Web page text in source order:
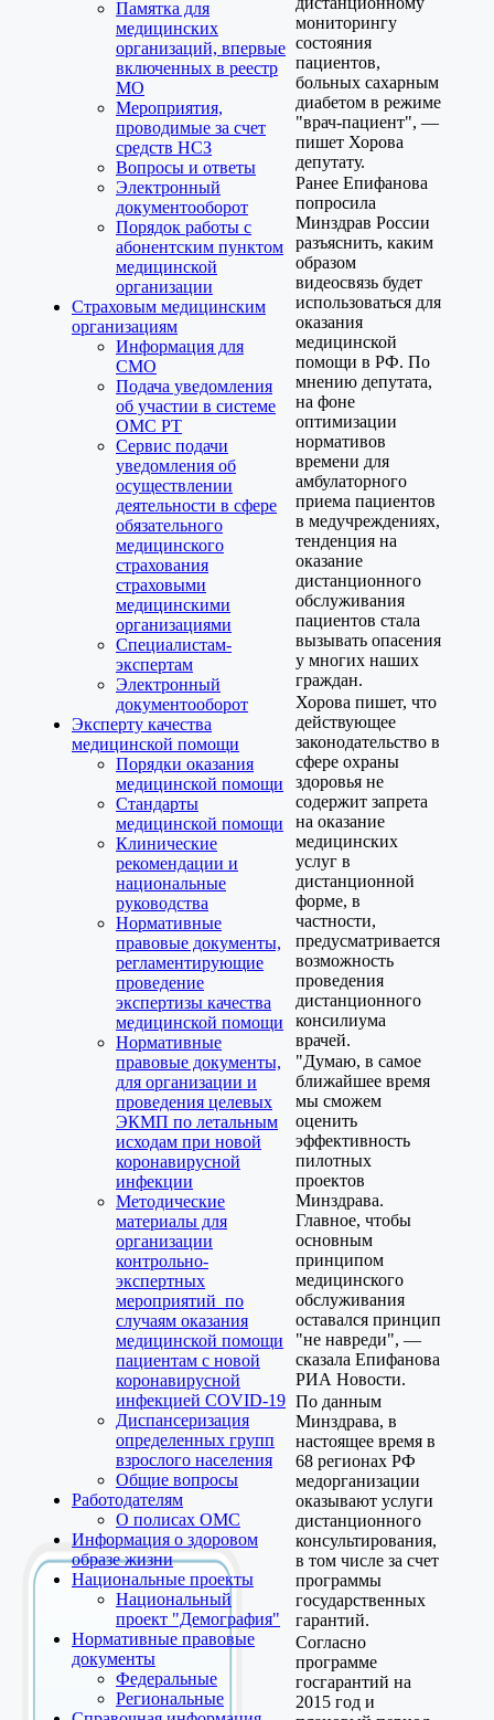
Памятка для
медицинских
организаций, впервые
включенных в реестр
МО
Мероприятия,
проводимые за счет
средств НСЗ
Вопросы и ответы
Электронный
документооборот
Порядок работы с
абонентским пунктом
медицинской
организации
Страховым медицинским
организациям
Информация для
СМО
Подача уведомления
об участии в системе
ОМС РТ
Сервис подачи
уведомления об
осуществлении
деятельности в сфере
обязательного
медицинского
страхования
страховыми
медицинскими
организациями
Специалистам-
экспертам
Электронный
документооборот
Эксперту качества
медицинской помощи
Порядки оказания
медицинской помощи
Стандарты
медицинской помощи
Клинические
рекомендации и
национальные
руководства
Нормативные
правовые документы,
регламентирующие
проведение
экспертизы качества
медицинской помощи
Нормативные
правовые документы,
для организации и
проведения целевых
ЭКМП по летальным
исходам при новой
коронавирусной
инфекции
Методические
материалы для
организации
контрольно-
экспертных
мероприятий по
случаям оказания
медицинской помощи
пациентам с новой
коронавирусной
инфекцией COVID-19
Диспансеризация
определенных групп
взрослого населения
Общие вопросы
Работодателям
О полисах ОМС
Информация о здоровом
образе жизни
Национальные проекты
Национальный
проект "Демография"
Нормативные правовые
документы
Федеральные
Региональные
мониторингу
состояния
пациентов,
больных сахарным
диабетом в режиме
"врач-пациент", —
пишет Хорова
депутату.
Ранее Епифанова
попросила
Минздрав России
разъяснить, каким
образом
видеосвязь будет
использоваться для
оказания
медицинской
помощи в РФ. По
мнению депутата,
на фоне
оптимизации
нормативов
времени для
амбулаторного
приема пациентов
в медучреждениях,
тенденция на
оказание
дистанционного
обслуживания
пациентов стала
вызывать опасения
у многих наших
граждан.
Хорова пишет, что
действующее
законодательство в
сфере охраны
здоровья не
содержит запрета
на оказание
медицинских
услуг в
дистанционной
форме, в
частности,
предусматривается
возможность
проведения
дистанционного
консилиума
врачей.
"Думаю, в самое
ближайшее время
мы сможем
оценить
эффективность
пилотных
проектов
Минздрава.
Главное, чтобы
основным
принципом
медицинского
обслуживания
оставался принцип
"не навреди", —
сказала Епифанова
РИА Новости.
По данным
Минздрава, в
настоящее время в
68 регионах РФ
медорганизации
оказывают услуги
дистанционного
консультирования,
в том числе за счет
программы
государственных
гарантий.
Согласно
программе
госгарантий на
2015 год и